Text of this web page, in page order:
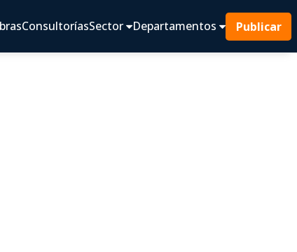
ConsultoríasSector Departamentos Publicar